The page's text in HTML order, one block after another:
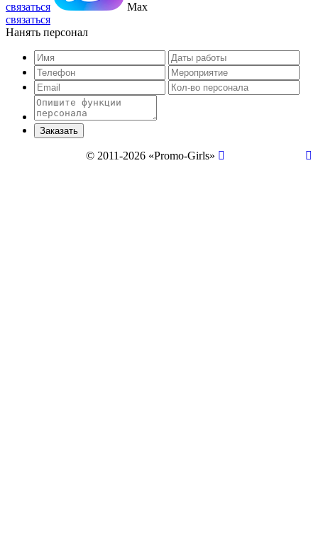
связаться
Max
связаться
Нанять персонал
© 2011-2026 «Promo-Girls»